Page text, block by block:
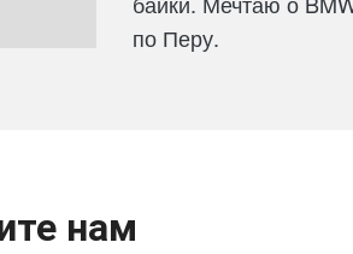
по Перу.
нам